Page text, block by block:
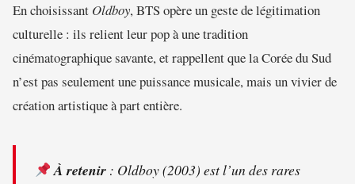
En choisissant Oldboy, BTS opère un geste de légitimation
culturelle : ils relient leur pop à une tradition
cinématographique savante, et rappellent que la Corée du Sud
n’est pas seulement une puissance musicale, mais un vivier de
création artistique à part entière.
À retenir : Oldboy(2003) est l’un des rares